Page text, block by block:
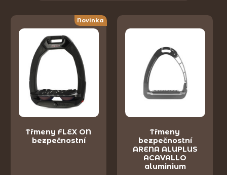
Novinka
Třmeny FLEX ON
bezpečnostní
Třmeny
bezpečnostní
ARENA ALUPLUS
ACAVALLO
aluminium